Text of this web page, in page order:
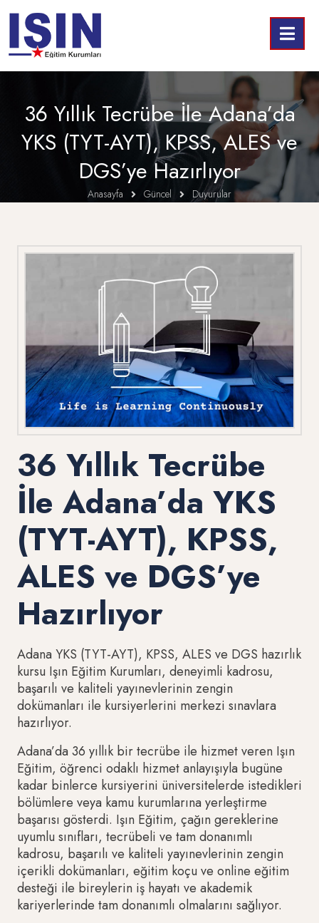
36 Yıllık Tecrübe İle Adana’da
YKS (TYT-AYT), KPSS, ALES ve
DGS’ye Hazırlıyor
Anasayfa Güncel Duyurular
36 Yıllık Tecrübe
İle Adana’da YKS
(TYT-AYT), KPSS,
ALES ve DGS’ye
Hazırlıyor
Adana YKS (TYT-AYT), KPSS, ALES ve DGS hazırlık
kursu Işın Eğitim Kurumları, deneyimli kadrosu,
başarılı ve kaliteli yayınevlerinin zengin
dokümanları ile kursiyerlerini merkezi sınavlara
hazırlıyor.
Adana’da 36 yıllık bir tecrübe ile hizmet veren Işın
Eğitim, öğrenci odaklı hizmet anlayışıyla bugüne
kadar binlerce kursiyerini üniversitelerde istedikleri
bölümlere veya kamu kurumlarına yerleştirme
başarısı gösterdi. Işın Eğitim, çağın gereklerine
uyumlu sınıfları, tecrübeli ve tam donanımlı
kadrosu, başarılı ve kaliteli yayınevlerinin zengin
içerikli dokümanları, eğitim koçu ve online eğitim
desteği ile bireylerin iş hayatı ve akademik
kariyerlerinde tam donanımlı olmalarını sağlıyor.